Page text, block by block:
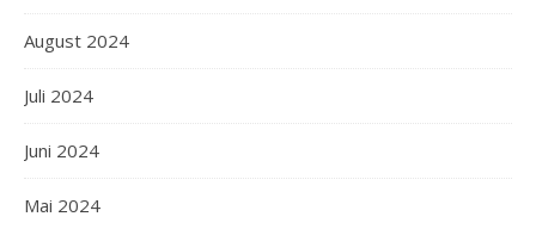
August 2024
Juli 2024
Juni 2024
Mai 2024